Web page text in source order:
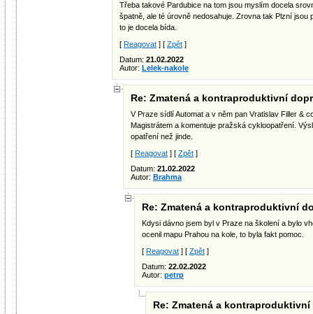
Třeba takové Pardubice na tom jsou myslím docela
špatně, ale té úrovně nedosahuje. Zrovna tak Plzní jsou
to je docela bída.
[ Reagovat ] [ Zpět ]
Datum: 21.02.2022
Autor: Lelek-nakole
Re: Zmatená a kontraproduktivní
V Praze sídlí Automat a v něm pan Vratislav Filler &
Magistrátem a komentuje pražská cykloopatření.
opatření než jinde.
[ Reagovat ] [ Zpět ]
Datum: 21.02.2022
Autor: Brahma
Re: Zmatená a kontraproduktivní
Kdysi dávno jsem byl v Praze na školení a bylo
ocenil mapu Prahou na kole, to byla fakt pomoc.
[ Reagovat ] [ Zpět ]
Datum: 22.02.2022
Autor: petrp
Re: Zmatená a